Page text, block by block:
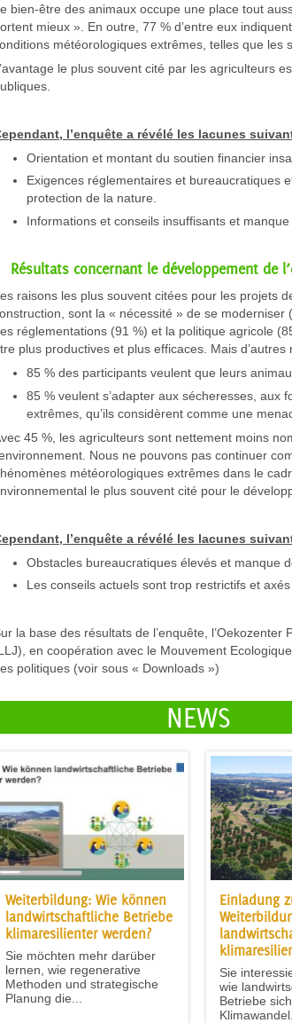
bien-être des animaux occupe une place tout
mieux ». En outre, 77 % d’entre eux
météorologiques extrêmes, telles que les
le plus souvent cité par les agriculteurs
l’enquête a révélé les lacunes
Orientation et montant du soutien financier
Exigences réglementaires et bureaucratiques
protection de la nature.
Informations et conseils insuffisants et
Résultats concernant le développement de
raisons les plus souvent citées pour les projets
sont la « nécessité » de se
réglementations (91 %) et la politique agricole
plus productives et plus efficaces. Mais
85 % des participants veulent que leurs
85 % veulent s’adapter aux sécheresses, aux
extrêmes, qu’ils considèrent comme une
45 %, les agriculteurs sont nettement moins
Nous ne pouvons pas continuer
météorologiques extrêmes dans le
le plus souvent cité pour le
l’enquête a révélé les lacunes
Obstacles bureaucratiques élevés et manque
Les conseils actuels sont trop restrictifs et
la base des résultats de l’enquête,
en coopération avec le Mouvement
politiques (voir sous « Downloads »)
NEWS
Weiterbildung: Wie können
landwirtschaftliche Betriebe
klimaresilienter werden?
Sie möchten mehr darüber
lernen, wie regenerative
Methoden und strategische
Planung die...
Einladung
Sie
wie
Betriebe